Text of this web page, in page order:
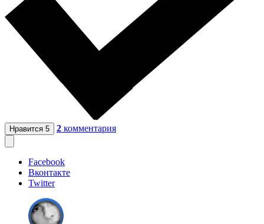
Нравится 5 2 комментария
Facebook
Вконтакте
Twitter